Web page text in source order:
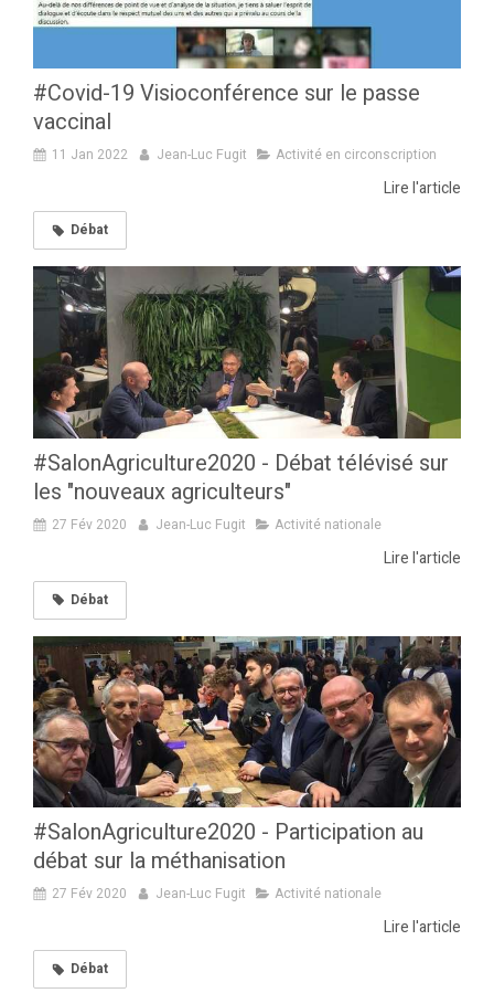
#Covid-19 Visioconférence sur le passe
vaccinal
11 Jan 2022 Jean-Luc Fugit Activité en circonscription
Lire l'article
Débat
#SalonAgriculture2020 - Débat télévisé sur
les "nouveaux agriculteurs"
27 Fév 2020 Jean-Luc Fugit Activité nationale
Lire l'article
Débat
#SalonAgriculture2020 - Participation au
débat sur la méthanisation
27 Fév 2020 Jean-Luc Fugit Activité nationale
Lire l'article
Débat